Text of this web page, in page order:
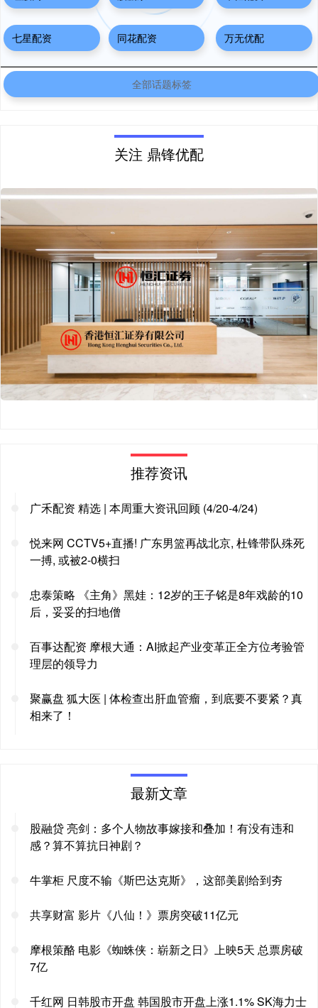
七星配资 同花配资 万无优配
全部话题标签
关注 鼎锋优配
推荐资讯
广禾配资 精选 | 本周重大资讯回顾 (4/20-4/24)
悦来网 CCTV5+直播! 广东男篮再战北京, 杜锋带队殊死
一搏, 或被2-0横扫
忠泰策略 《主角》黑娃：12岁的王子铭是8年戏龄的10
后，妥妥的扫地僧
百事达配资 摩根大通：AI掀起产业变革正全方位考验管
理层的领导力
聚赢盘 狐大医 | 体检查出肝血管瘤，到底要不要紧？真
相来了！
最新文章
股融贷 亮剑：多个人物故事嫁接和叠加！有没有违和
感？算不算抗日神剧？
牛掌柜 尺度不输《斯巴达克斯》，这部美剧给到夯
共享财富 影片《八仙！》票房突破11亿元
摩根策酪 电影《蜘蛛侠：崭新之日》上映5天 总票房破
7亿
千红网 日韩股市开盘 韩国股市开盘上涨1.1% SK海力士